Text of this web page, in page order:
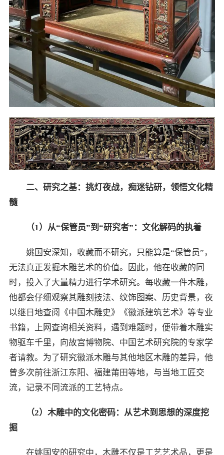
二、研究之基：挑灯夜战，痴迷钻研，领悟文化精
髓
（1）从“保管员”到“研究者”：文化解码的执着
姚国安深知，收藏而不研究，只能算是“保管员”，
无法真正发掘木雕艺术的价值。因此，他在收藏的同
时，投入了大量精力进行学术研究。每收藏一件木雕，
他都会仔细观察其雕刻技法、纹饰图案、历史背景，夜
以继日地查阅《中国木雕史》《徽派建筑艺术》等专业
书籍，上网查询相关资料，遇到难题时，便带着木雕实
物驱车千里，向故宫博物院、中国艺术研究院的专家学
者请教。为了研究徽派木雕与其他地区木雕的差异，他
曾多次前往浙江东阳、福建莆田等地，与当地工匠交
流，记录不同流派的工艺特点。
（2）木雕中的文化密码：从艺术到思想的深度挖
掘
在姚国安的研究中，木雕不仅是工艺艺术品，更是